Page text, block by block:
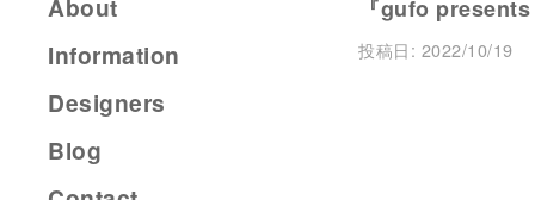
『gufo
投稿日: 2022/10/19
About
Information
Designers
Blog